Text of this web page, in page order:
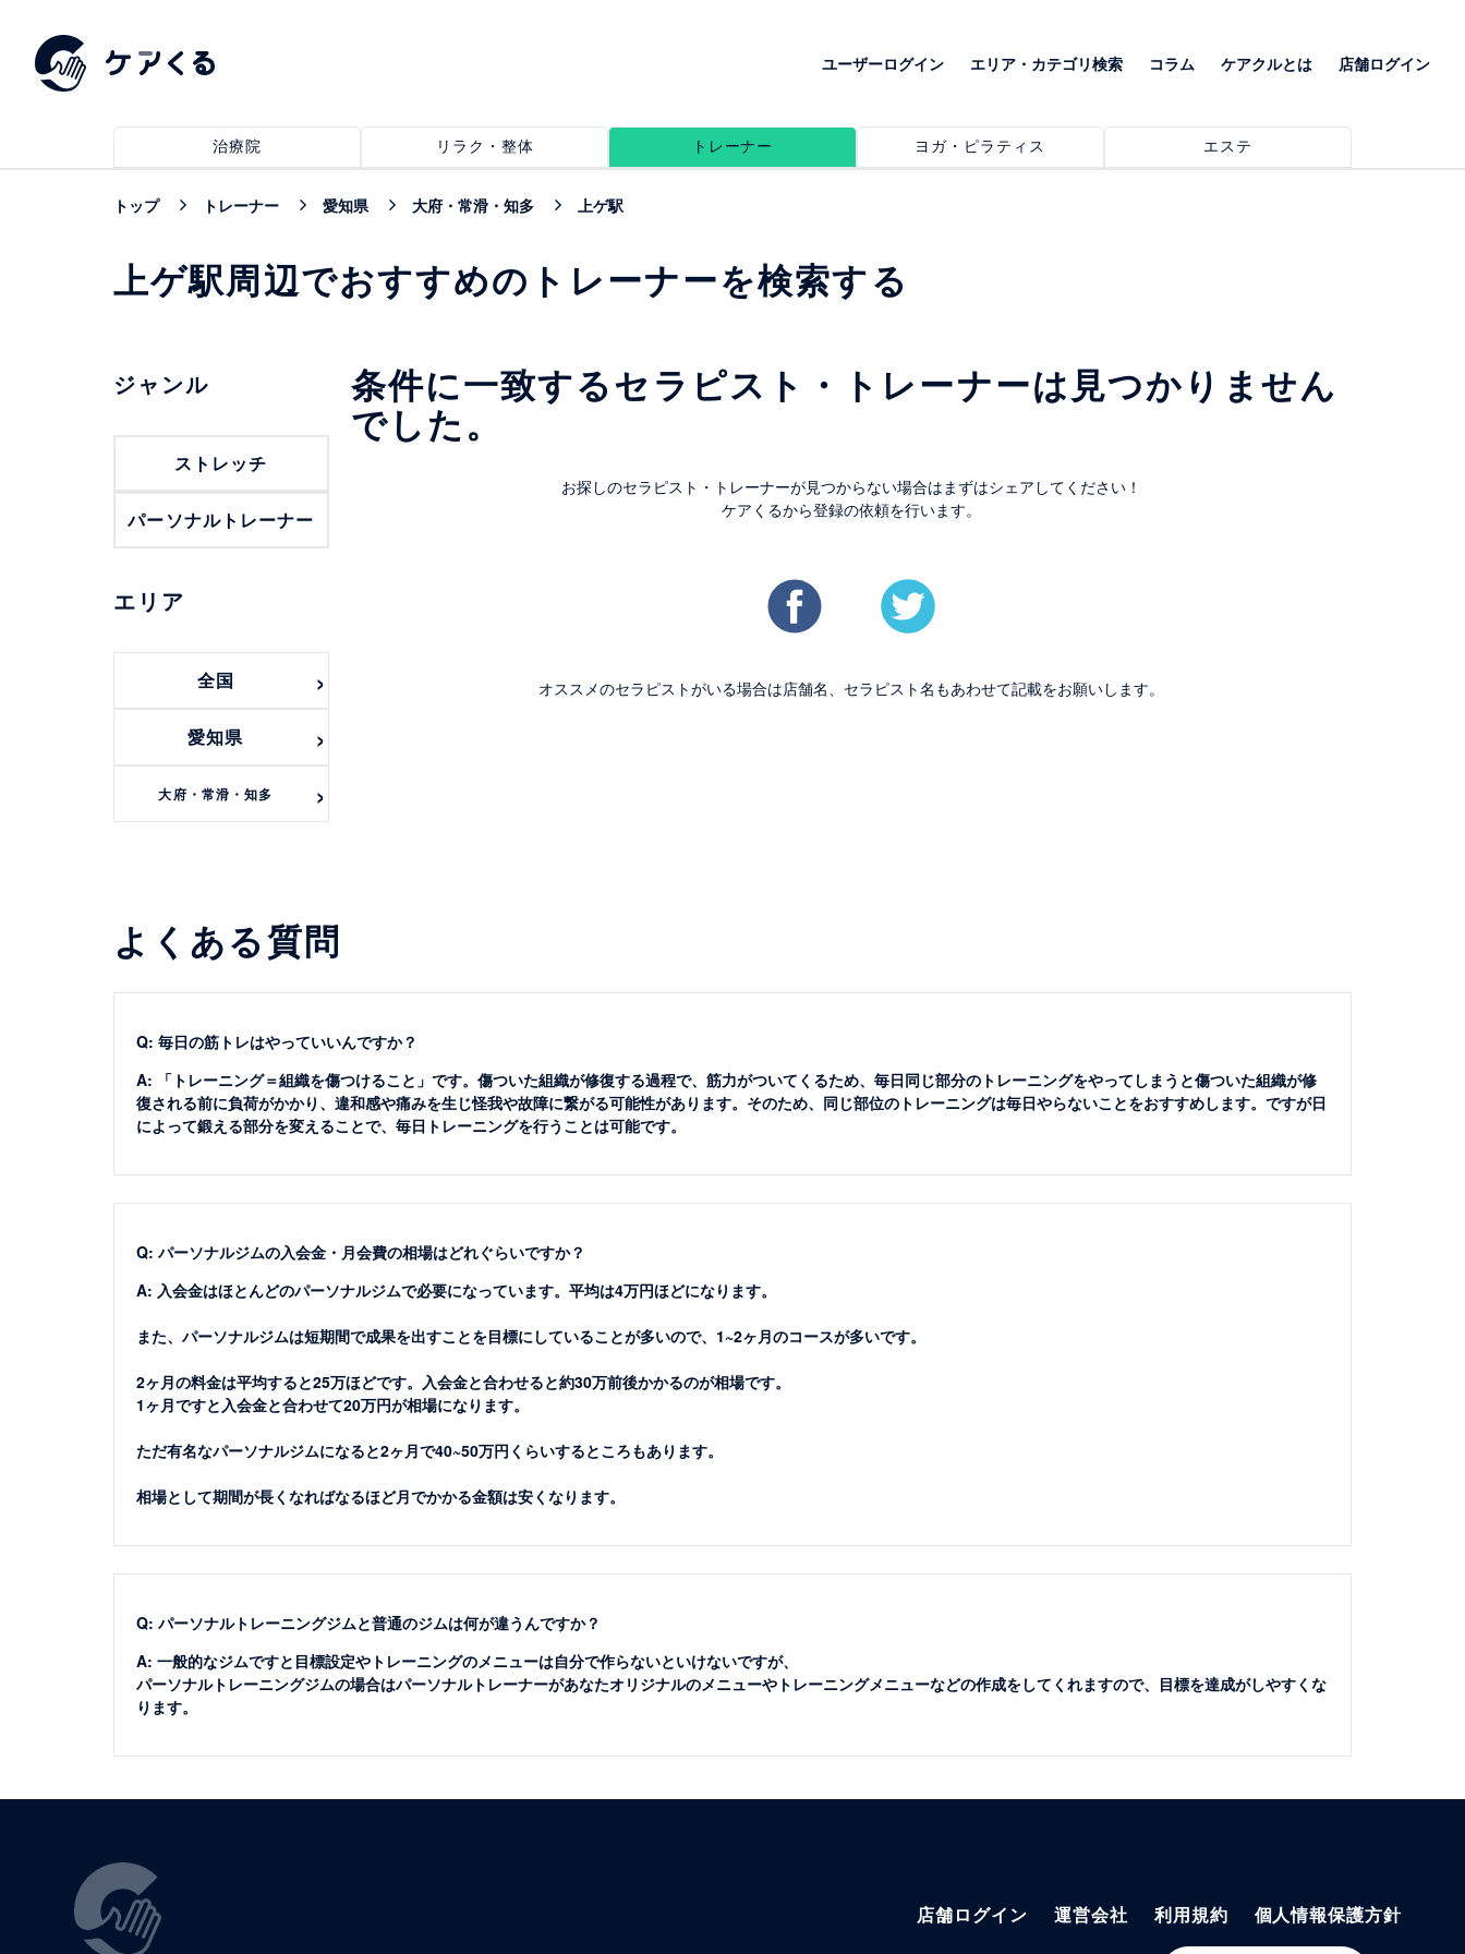
ユーザーログイン エリア・カテゴリ検索 コラム ケアクルとは 店舗ログイン
治療院 リラク・整体 トレーナー ヨガ・ピラティス エステ
トップ トレーナー 愛知県 大府・常滑・知多 上ゲ駅
上ゲ駅周辺でおすすめのトレーナーを検索する
ジャンル
ストレッチ
パーソナルトレーナー
エリア
全国
愛知県
大府・常滑・知多
条件に一致するセラピスト・トレーナーは見つかりません
でした。
お探しのセラピスト・トレーナーが見つからない場合はまずはシェアしてください！
ケアくるから登録の依頼を行います。
オススメのセラピストがいる場合は店舗名、セラピスト名もあわせて記載をお願いします。
よくある質問
Q: 毎日の筋トレはやっていいんですか？
A: 「トレーニング＝組織を傷つけること」です。傷ついた組織が修復する過程で、筋力がついてくるため、毎日同じ部分のトレーニングをやってしまうと傷ついた組織が修
復される前に負荷がかかり、違和感や痛みを生じ怪我や故障に繋がる可能性があります。そのため、同じ部位のトレーニングは毎日やらないことをおすすめします。ですが日
によって鍛える部分を変えることで、毎日トレーニングを行うことは可能です。
Q: パーソナルジムの入会金・月会費の相場はどれぐらいですか？
A: 入会金はほとんどのパーソナルジムで必要になっています。平均は4万円ほどになります。
また、パーソナルジムは短期間で成果を出すことを目標にしていることが多いので、1~2ヶ月のコースが多いです。
2ヶ月の料金は平均すると25万ほどです。入会金と合わせると約30万前後かかるのが相場です。
1ヶ月ですと入会金と合わせて20万円が相場になります。
ただ有名なパーソナルジムになると2ヶ月で40~50万円くらいするところもあります。
相場として期間が長くなればなるほど月でかかる金額は安くなります。
Q: パーソナルトレーニングジムと普通のジムは何が違うんですか？
A: 一般的なジムですと目標設定やトレーニングのメニューは自分で作らないといけないですが、
パーソナルトレーニングジムの場合はパーソナルトレーナーがあなたオリジナルのメニューやトレーニングメニューなどの作成をしてくれますので、目標を達成がしやすくな
ります。
店舗ログイン 運営会社 利用規約 個人情報保護方針